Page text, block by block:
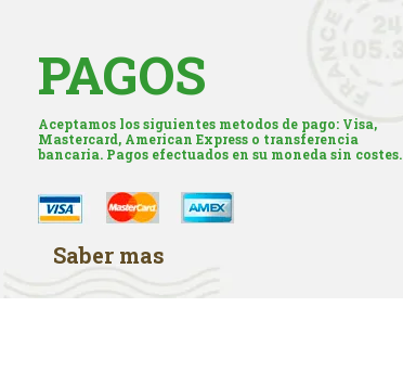
PAGOS
Aceptamos los siguientes metodos de pago: Visa,
Mastercard, American Express o transferencia
bancaria. Pagos efectuados en su moneda sin costes.
Saber mas